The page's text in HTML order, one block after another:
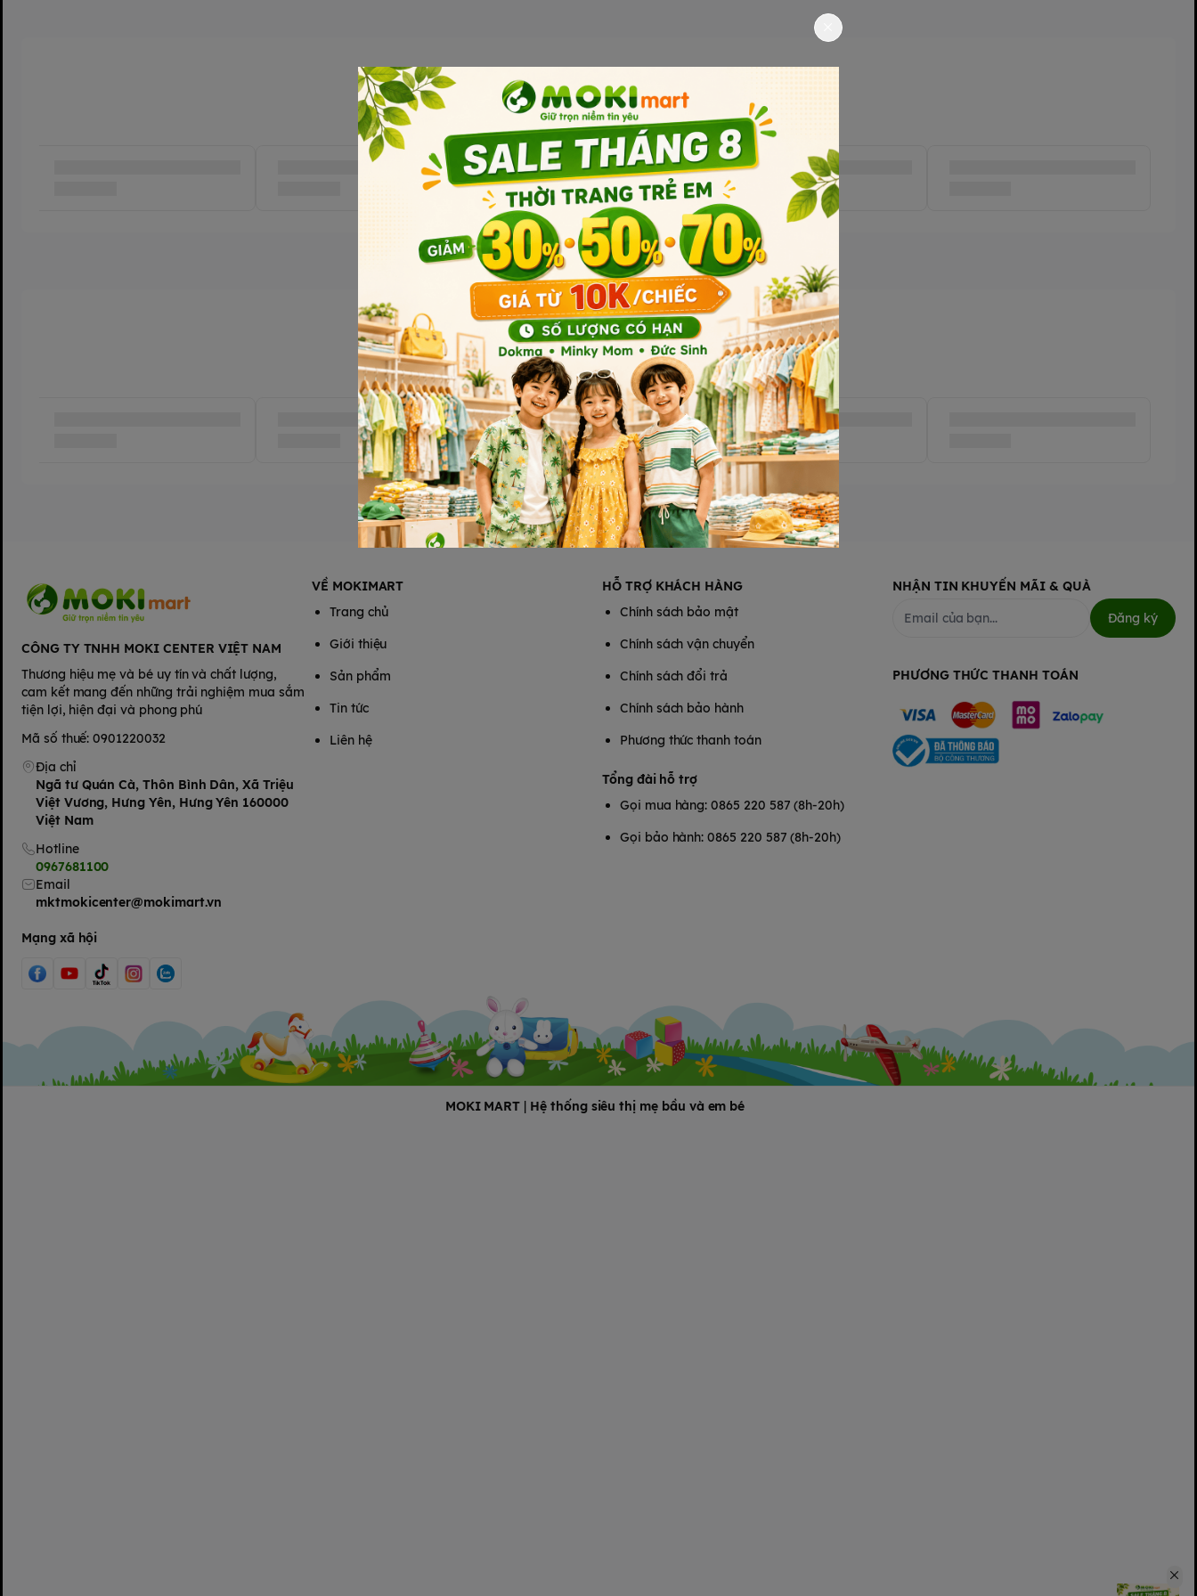
Sản phẩm liên quan
Sản phẩm cùng phân khúc
CÔNG TY TNHH MOKI CENTER VIỆT NAM
Thương hiệu mẹ và bé uy tín và chất lượng,
cam kết mang đến những trải nghiệm mua sắm
tiện lợi, hiện đại và phong phú
Mã số thuế: 0901220032
Địa chỉ
Ngã tư Quán Cà, Thôn Bình Dân, Xã Triệu
Việt Vương, Hưng Yên, Hưng Yên 160000
Việt Nam
Hotline
0967681100
Email
mktmokicenter@mokimart.vn
Mạng xã hội
VỀ MOKIMART
Trang chủ
Giới thiệu
Sản phẩm
Tin tức
Liên hệ
HỖ TRỢ KHÁCH HÀNG
Chính sách bảo mật
Chính sách vận chuyển
Chính sách đổi trả
Chính sách bảo hành
Phương thức thanh toán
Tổng đài hỗ trợ
Gọi mua hàng: 0865 220 587 (8h-20h)
Gọi bảo hành: 0865 220 587 (8h-20h)
NHẬN TIN KHUYẾN MÃI & QUÀ
Đăng ký
PHƯƠNG THỨC THANH TOÁN
MOKI MART | Hệ thống siêu thị mẹ bầu và em bé